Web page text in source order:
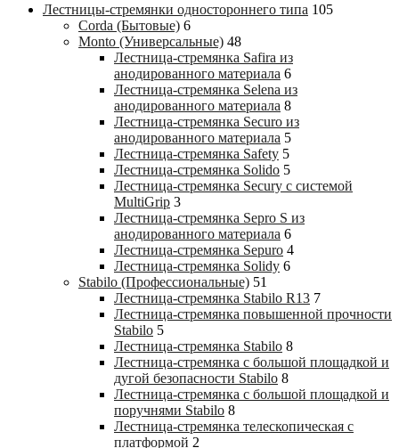
Лестницы-стремянки одностороннего типа 105
Corda (Бытовые) 6
Monto (Универсальные) 48
Лестница-стремянка Safira из
анодированного материала 6
Лестница-стремянка Selena из
анодированного материала 8
Лестница-стремянка Securo из
анодированного материала 5
Лестница-стремянка Safety 5
Лестница-стремянка Solido 5
Лестница-стремянка Secury с системой
MultiGrip 3
Лестница-стремянка Sepro S из
анодированного материала 6
Лестница-стремянка Sepuro 4
Лестница-стремянка Solidy 6
Stabilo (Профессиональные) 51
Лестница-стремянка Stabilo R13 7
Лестница-стремянка повышенной прочности
Stabilo 5
Лестница-стремянка Stabilo 8
Лестница-стремянка с большой площадкой и
дугой безопасности Stabilo 8
Лестница-стремянка с большой площадкой и
поручнями Stabilo 8
Лестница-стремянка телескопическая с
платформой 2